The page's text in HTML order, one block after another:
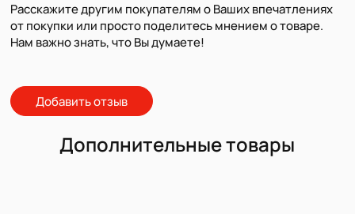
Расскажите другим покупателям о Ваших впечатлениях
от покупки или просто поделитесь мнением о товаре.
Нам важно знать, что Вы думаете!
Добавить отзыв
Дополнительные товары